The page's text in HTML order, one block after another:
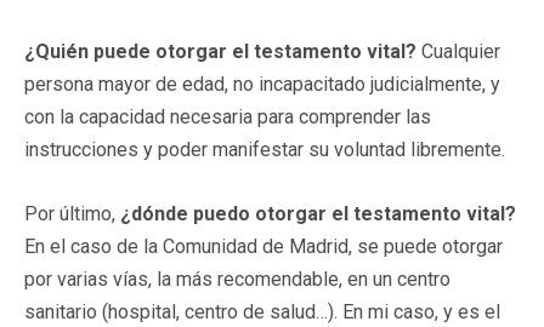
¿Quién puede otorgar el testamento vital? Cualquier
persona mayor de edad, no incapacitado judicialmente, y
con la capacidad necesaria para comprender las
instrucciones y poder manifestar su voluntad libremente.
Por último, ¿dónde puedo otorgar el testamento vital?
En el caso de la Comunidad de Madrid, se puede otorgar
por varias vías, la más recomendable, en un centro
sanitario (hospital, centro de salud…). En mi caso, y es el